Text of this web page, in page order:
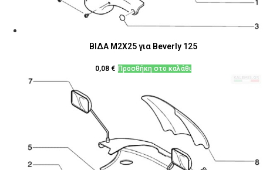
ΒΙΔΑ M2X25 για Beverly 125
0,08 € Προσθήκη στο καλάθι